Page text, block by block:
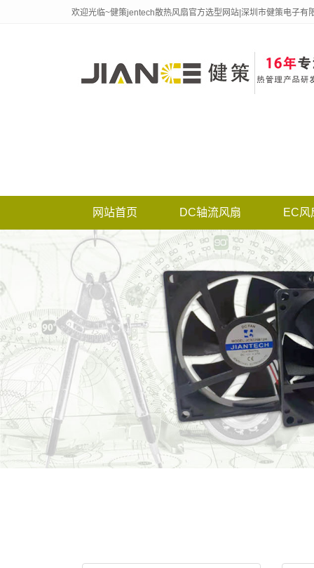
欢迎光临~健策jentech散热风扇官方选型网站|深圳市健策电子有
网站首页 DC轴流风扇 EC风